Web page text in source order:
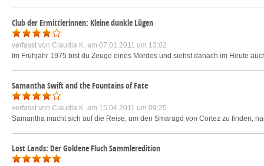
Club der Ermittlerinnen: Kleine dunkle Lügen
verfasst von Claudia K. am 07.01.2011 um 13:02
Im Frühjahr 1975 bist du Zeuge eines Mordes und siehst danach im Heute
Samantha Swift and the Fountains of Fate
verfasst von Claudia K. am 15.04.2011 um 09:25
Samantha macht sich auf die Reise, um den Smaragd von Cortez zu finden,
Lost Lands: Der Goldene Fluch Sammleredition